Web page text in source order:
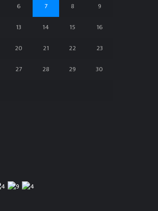
6 7 8
9
13 14 15
16
20 21 22
23
27 28 29
30